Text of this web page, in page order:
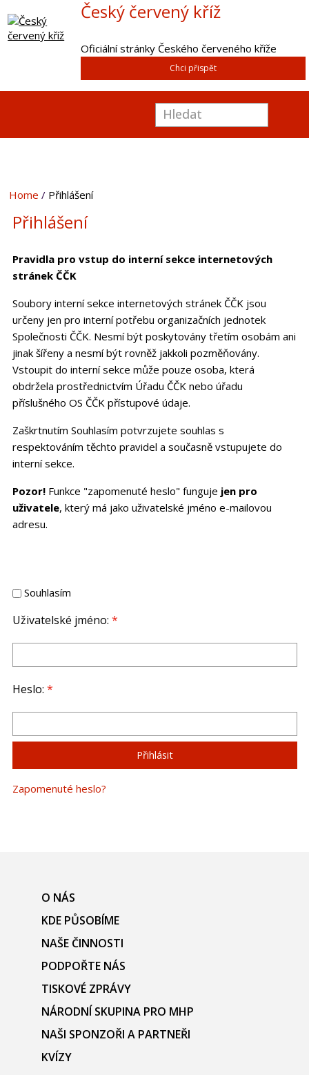
Český červený kříž
Oficiální stránky Českého červeného kříže
Chci přispět
Home Přihlášení
Přihlášení
Pravidla pro vstup do interní sekce internetových
stránek ČČK
Soubory interní sekce internetových stránek ČČK jsou
určeny jen pro interní potřebu organizačních jednotek
Společnosti ČČK. Nesmí být poskytovány třetím osobám ani
jinak šířeny a nesmí být rovněž jakkoli pozměňovány.
Vstoupit do interní sekce může pouze osoba, která
obdržela prostřednictvím Úřadu ČČK nebo úřadu
příslušného OS ČČK přístupové údaje.
Zaškrtnutím Souhlasím potvrzujete souhlas s
respektováním těchto pravidel a současně vstupujete do
interní sekce.
Pozor!Funkce "zapomenuté heslo" funguje jen pro
uživatele, který má jako uživatelské jméno e-mailovou
adresu.
Souhlasím
Uživatelské jméno: *
Heslo: *
Zapomenuté heslo?
O NÁS
KDE PŮSOBÍME
NAŠE ČINNOSTI
PODPOŘTE NÁS
TISKOVÉ ZPRÁVY
NÁRODNÍ SKUPINA PRO MHP
NAŠI SPONZOŘI A PARTNEŘI
KVÍZY